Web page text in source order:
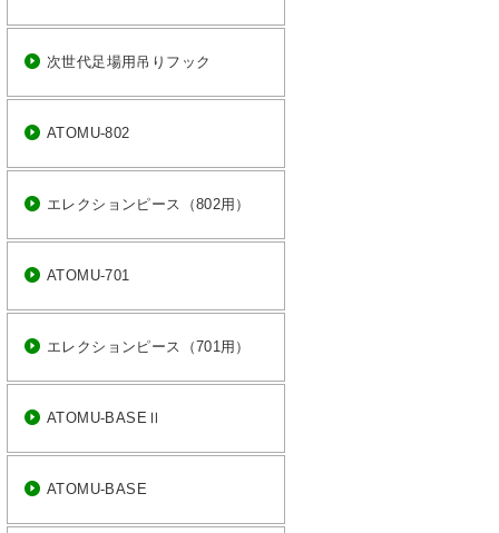
次世代足場用吊りフック
ATOMU-802
エレクションピース（802用）
ATOMU-701
エレクションピース（701用）
ATOMU-BASEⅡ
ATOMU-BASE